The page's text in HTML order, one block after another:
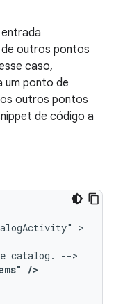
outros pontos
caso,
um ponto de
outros pontos
de código a
catalog.
/>